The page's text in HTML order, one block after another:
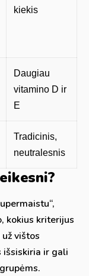
kiekis
Daugiau
vitamino D ir
E
Tradicinis,
neutralesnis
kokius kriterijus
vištos
išsiskiria ir gali